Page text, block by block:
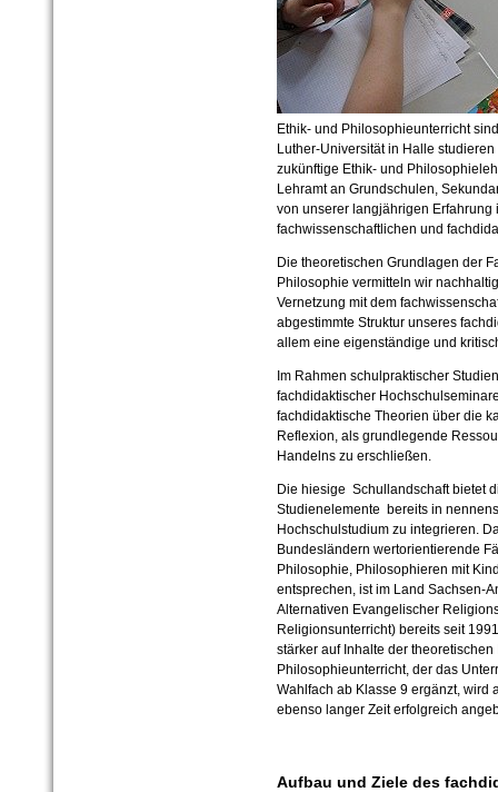
Ethik- und Philosophieunterricht
Luther-Universität in Halle
zukünftige Ethik- und
Lehramt an Grundschulen,
von unserer langjährigen Erfahrung
fachwissenschaftlichen und
Die theoretischen Grundlagen der
Philosophie vermitteln wir
Vernetzung mit dem
abgestimmte Struktur unseres
allem eine eigenständige und
m Rahmen schulpraktischer
fachdidaktischer
fachdidaktische Theorien über die
Reflexion, als grundlegende
Handelns zu erschließen.
Die hiesige Schullandschaft bietet
Studienelemente bereits in
Hochschulstudium zu integrieren.
Bundesländern wertorientierende
Philosophie, Philosophieren mit
entsprechen, ist im Land Sachsen-
Alternativen Evangelischer
Religionsunterricht) bereits seit
stärker auf Inhalte der
Philosophieunterricht, der das
Wahlfach ab Klasse 9 ergänzt, wird
ebenso langer Zeit erfolgreich
Aufbau und Ziele des